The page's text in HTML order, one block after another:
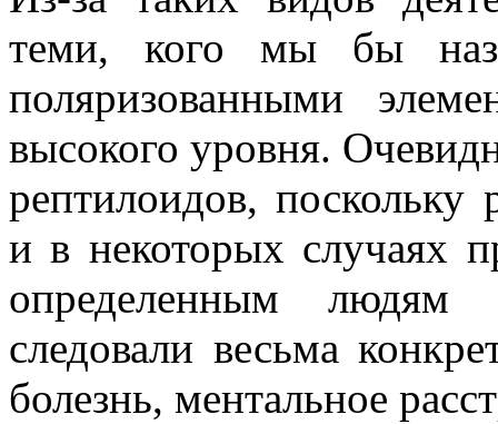
теми, кого мы бы
поляризованными
высокого уровня.
рептилоидов, поскольку
и в некоторых случаях
определенным
следовали весьма
болезнь, ментальное